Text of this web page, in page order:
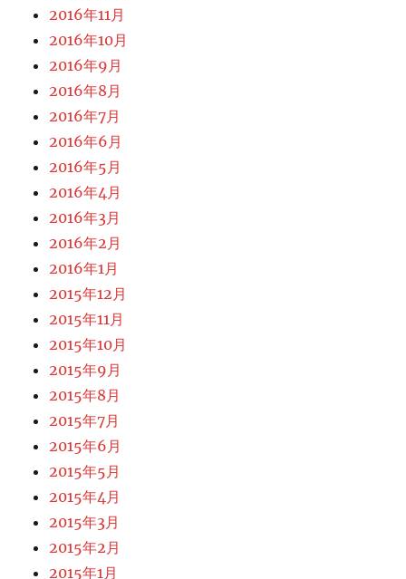
2016年11月
2016年10月
2016年9月
2016年8月
2016年7月
2016年6月
2016年5月
2016年4月
2016年3月
2016年2月
2016年1月
2015年12月
2015年11月
2015年10月
2015年9月
2015年8月
2015年7月
2015年6月
2015年5月
2015年4月
2015年3月
2015年2月
2015年1月